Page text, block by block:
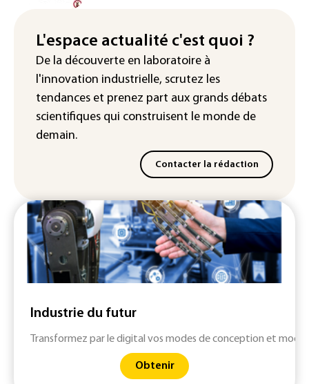
trimestre 2026, avec la hausse des prix
du pétrole
L'espace actualité c'est quoi ?
De la découverte en laboratoire à
l'innovation industrielle, scrutez les
tendances et prenez part aux grands débats
scientifiques qui construisent le monde de
demain.
Contacter la rédaction
Industrie du futur
Transformez par le digital vos modes de conception et
Obtenir